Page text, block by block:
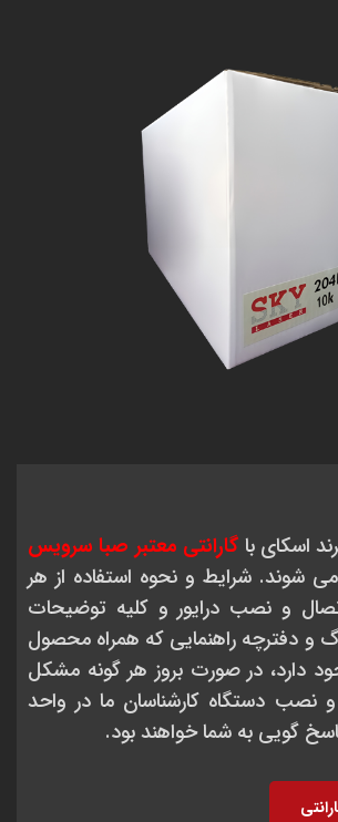
اسکای با گارانتی معتبر صبا سرویس
شوند. شرایط و نحوه استفاده از هر
و نصب درایور و کلیه توضیحات
و دفترچه راهنمایی که همراه محصول
دارد، در صورت بروز هر گونه مشکل
و نصب دستگاه کارشناسان ما در واحد
گویی به شما خواهند بود.